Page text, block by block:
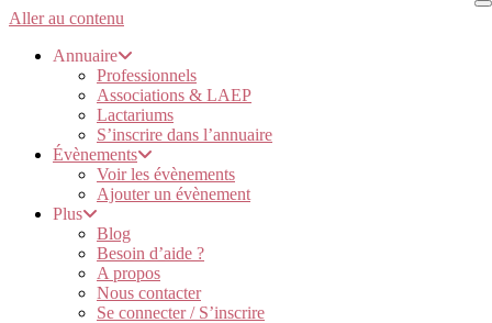
Aller au contenu
Annuaire
Professionnels
Associations & LAEP
Lactariums
S’inscrire dans l’annuaire
Évènements
Voir les évènements
Ajouter un évènement
Plus
Blog
Besoin d’aide ?
A propos
Nous contacter
Se connecter / S’inscrire